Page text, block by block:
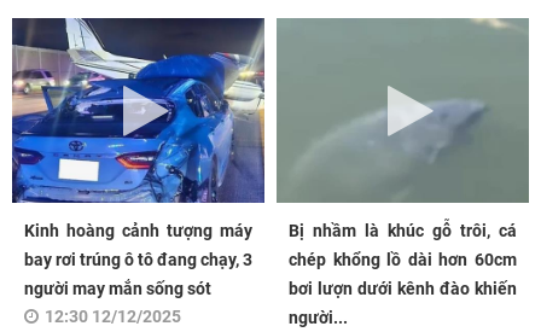
Kinh hoàng cảnh tượng máy
bay rơi trúng ô tô đang chạy, 3
người may mắn sống sót
12:30 12/12/2025
Bị nhầm là khúc gỗ trôi, cá
chép khổng lồ dài hơn 60cm
bơi lượn dưới kênh đào khiến
người...